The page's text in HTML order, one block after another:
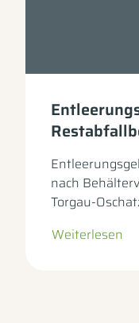
nach
Torgau-
– zur Unterseite
Weiterlesen